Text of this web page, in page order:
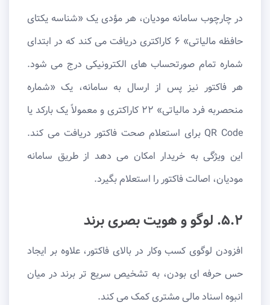
در چارچوب سامانه مودیان، هر مؤدی یک «شناسه یکتای
حافظه مالیاتی» ۶ کاراکتری دریافت می کند که در ابتدای
شماره تمام صورتحساب های الکترونیکی درج می شود.
هر فاکتور نیز پس از ارسال به سامانه، یک «شماره
منحصربه فرد مالیاتی» ۲۲ کاراکتری و معمولاً یک بارکد یا
QR Code برای استعلام صحت فاکتور دریافت می کند.
این ویژگی به خریدار امکان می دهد از طریق سامانه
مودیان، اصالت فاکتور را استعلام بگیرد.
۵.۲. لوگو و هویت بصری برند
افزودن لوگوی کسب وکار در بالای فاکتور، علاوه بر ایجاد
حس حرفه ای بودن، به تشخیص سریع تر برند در میان
انبوه اسناد مالی مشتری کمک می کند.